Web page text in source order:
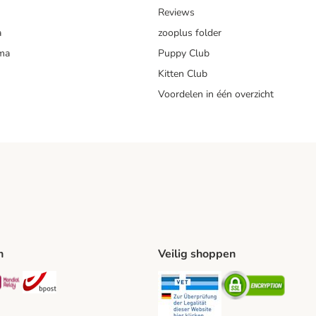
Reviews
zooplus folder
Puppy Club
Kitten Club
Voordelen in één overzicht
Method
Shipping Method
Mondial Relay Shipping Method
Veilig shoppen
Security